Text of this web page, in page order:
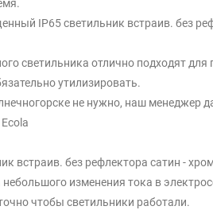
IP65 светильник встраив. без
светильника отлично подходят
утилизировать.
не нужно, наш менеджер
встраив. без рефлектора сатин -
изменения тока в
чтобы светильники работали.